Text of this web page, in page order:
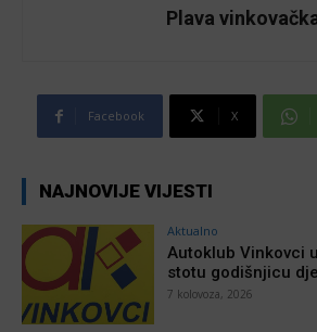
Plava
Facebook X
NAJNOVIJE VIJESTI
Aktualno
Autoklub Vinkovci
stotu godišnjicu
7 kolovoza, 2026